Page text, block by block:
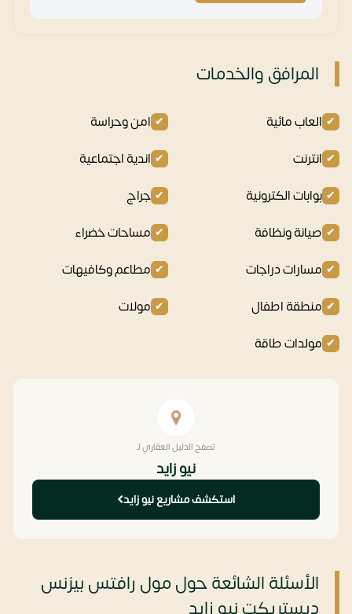
المرافق والخدمات
العاب مائية
امن وحراسة
انترنت
اندية اجتماعية
بوابات الكترونية
جراج
صيانة ونظافة
مساحات خضراء
مسارات دراجات
مطاعم وكافيهات
منطقة اطفال
مولات
مولدات طاقة
تصفح الدليل العقاري لـ
نيو زايد
استكشف مشاريع نيو زايد
الأسئلة الشائعة حول مول رافتس بيزنس
ديستريكت نيو زايد